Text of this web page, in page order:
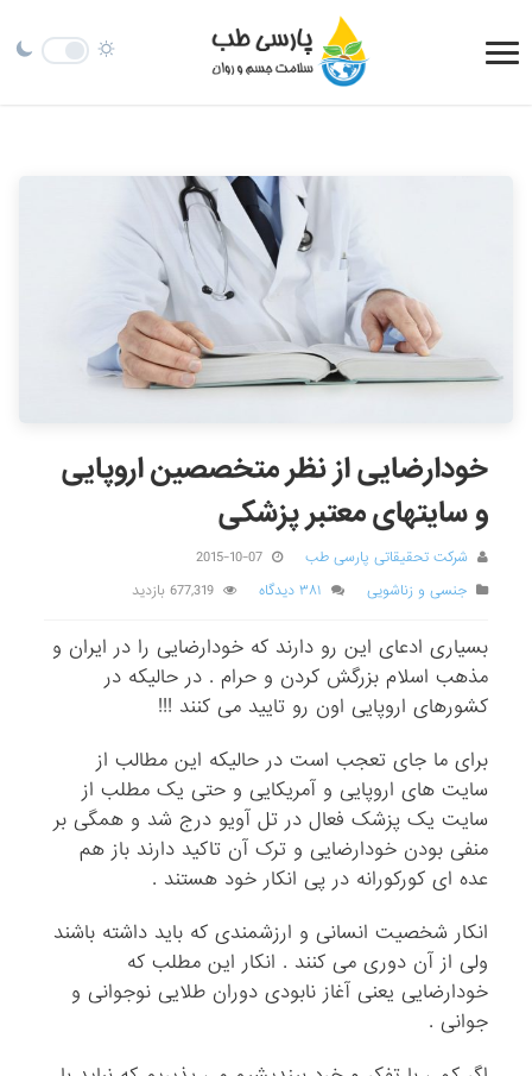
خودارضایی از نظر متخصصین اروپایی
و سایتهای معتبر پزشکی
شرکت تحقیقاتی پارسی طب
2015-10-07
جنسی و زناشویی
۳۸۱ دیدگاه 677,319 بازدید
بسیاری ادعای این رو دارند که خودارضایی را در ایران و
مذهب اسلام بزرگش کردن و حرام . در حالیکه در
کشورهای اروپایی اون رو تایید می کنند !!!
برای ما جای تعجب است در حالیکه این مطالب از
سایت های اروپایی و آمریکایی و حتی یک مطلب از
سایت یک پزشک فعال در تل آویو درج شد و همگی بر
منفی بودن خودارضایی و ترک آن تاکید دارند باز هم
عده ای کورکورانه در پی انکار خود هستند .
انکار شخصیت انسانی و ارزشمندی که باید داشته باشند
ولی از آن دوری می کنند . انکار این مطلب که
خودارضایی یعنی آغاز نابودی دوران طلایی نوجوانی و
جوانی .